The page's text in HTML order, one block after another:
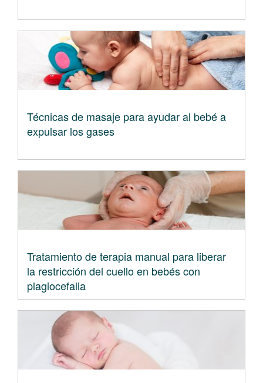
Técnicas de masaje para ayudar al bebé a
expulsar los gases
Tratamiento de terapia manual para liberar
la restricción del cuello en bebés con
plagiocefalia